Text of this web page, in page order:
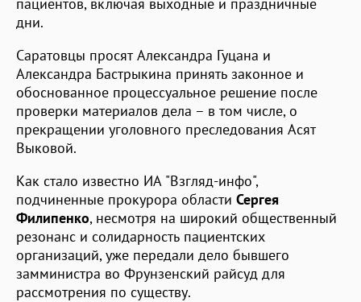
дни.
Саратовцы просят Александра Гуцана и
Александра Бастрыкина принять законное и
обоснованное процессуальное решение после
проверки материалов дела – в том числе, о
прекращении уголовного преследования Асят
Выковой.
Как стало известно ИА "Взгляд-инфо",
подчиненные прокурора области Сергея
Филипенко, несмотря на широкий общественный
резонанс и солидарность пациентских
организаций, уже передали дело бывшего
замминистра во Фрунзенский райсуд для
рассмотрения по существу.